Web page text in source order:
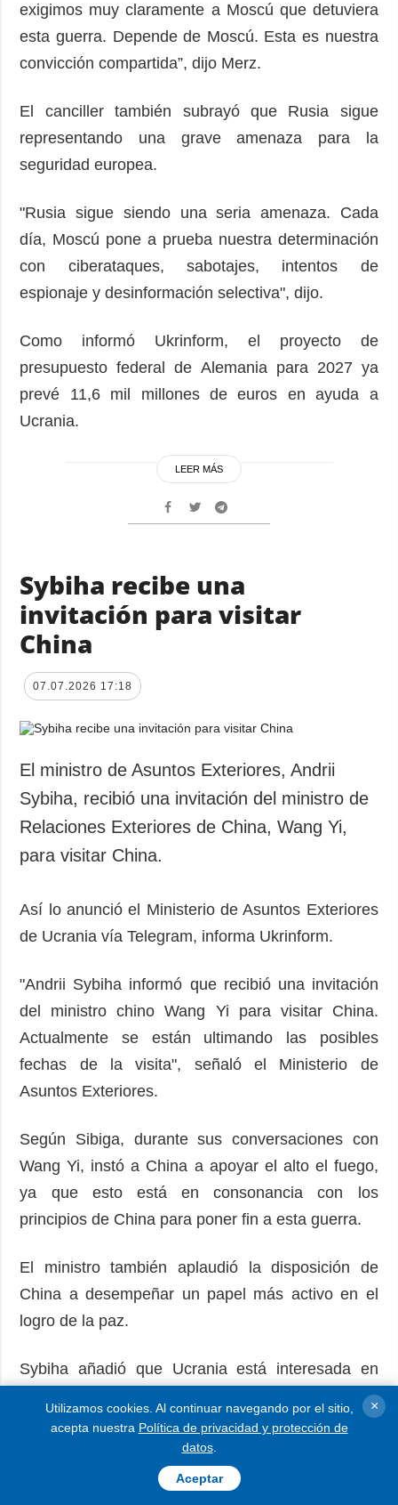
exigimos muy claramente a Moscú que detuviera
esta guerra. Depende de Moscú. Esta es nuestra
convicción compartida”, dijo Merz.
El canciller también subrayó que Rusia sigue
representando una grave amenaza para la
seguridad europea.
"Rusia sigue siendo una seria amenaza. Cada
día, Moscú pone a prueba nuestra determinación
con ciberataques, sabotajes, intentos de
espionaje y desinformación selectiva", dijo.
Como informó Ukrinform, el proyecto de
presupuesto federal de Alemania para 2027 ya
prevé 11,6 mil millones de euros en ayuda a
Ucrania.
LEER MÁS
Sybiha recibe una
invitación para visitar
China
07.07.2026 17:18
El ministro de Asuntos Exteriores, Andrii
Sybiha, recibió una invitación del ministro de
Relaciones Exteriores de China, Wang Yi,
para visitar China.
Así lo anunció el Ministerio de Asuntos Exteriores
de Ucrania vía Telegram, informa Ukrinform.
"Andrii Sybiha informó que recibió una invitación
del ministro chino Wang Yi para visitar China.
Actualmente se están ultimando las posibles
fechas de la visita", señaló el Ministerio de
Asuntos Exteriores.
Según Sibiga, durante sus conversaciones con
Wang Yi, instó a China a apoyar el alto el fuego,
ya que esto está en consonancia con los
principios de China para poner fin a esta guerra.
El ministro también aplaudió la disposición de
China a desempeñar un papel más activo en el
logro de la paz.
Sybiha añadió que Ucrania está interesada en
intensificar los contactos bilaterales con China,
especialmente al más alto nivel.
Como informó Ukrinform, el presidente Volodymyr
Utilizamos cookies. Al continuar navegando por el sitio,
acepta nuestra Política de privacidad y protección de
datos.
Aceptar
×